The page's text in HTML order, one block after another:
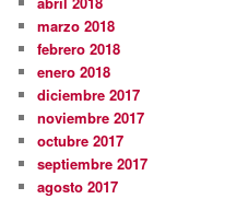
marzo 2018
febrero 2018
enero 2018
diciembre 2017
noviembre 2017
octubre 2017
septiembre 2017
agosto 2017